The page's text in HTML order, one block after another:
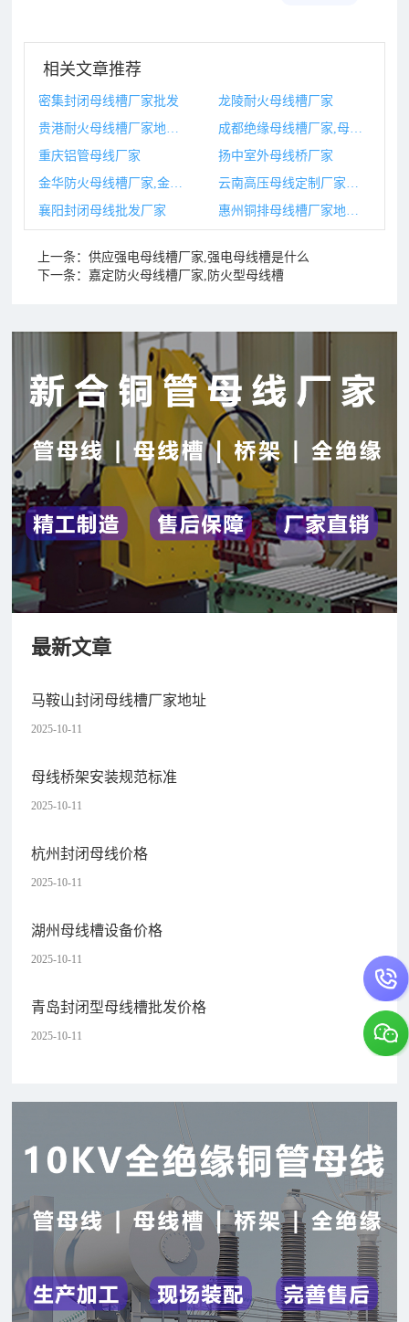
相关文章推荐
密集封闭母线槽厂家批发
龙陵耐火母线槽厂家
成都绝缘母线槽厂家,母线槽绝缘用什么材料
重庆铝管母线厂家
扬中室外母线桥厂家
襄阳封闭母线批发厂家
上一条：供应强电母线槽厂家,强电母线槽是什么
下一条： 嘉定防火母线槽厂家,防火型母线槽
最新文章
马鞍山封闭母线槽厂家地址
2025-10-11
母线桥架安装规范标准
2025-10-11
杭州封闭母线价格
2025-10-11
湖州母线槽设备价格
2025-10-11
青岛封闭型母线槽批发价格
2025-10-11